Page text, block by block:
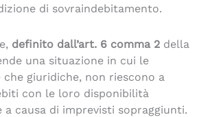
di sovraindebitamento.
definito dall’art. 6 comma 2 della
una situazione in cui le
che giuridiche, non riescono a
con le loro disponibilità
a causa di imprevisti sopraggiunti.